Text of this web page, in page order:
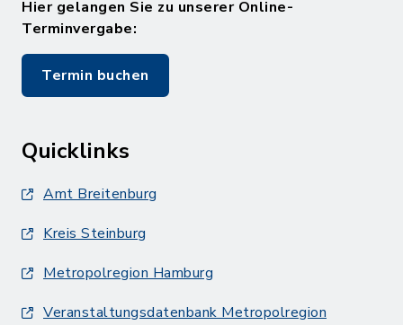
Hier gelangen Sie zu unserer Online-
Terminvergabe:
Termin buchen
Quicklinks
Amt Breitenburg
Kreis Steinburg
Metropolregion Hamburg
Veranstaltungsdatenbank Metropolregion